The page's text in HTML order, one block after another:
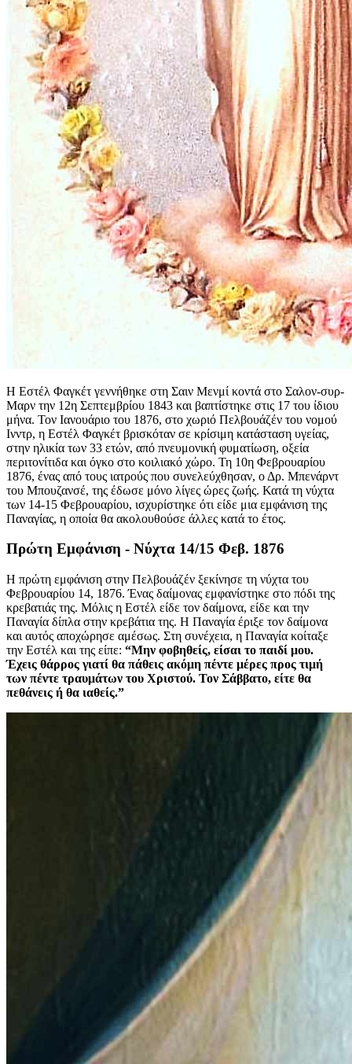
Η Εστέλ Φαγκέτ γεννήθηκε στη Σαιν Μενμί κοντά στο Σαλον-συρ-
Мαρν την 12η Σεπτεμβρίου 1843 και βαπτίστηκε στις 17 του ίδιου
μήνα. Τον Ιανουάριο του 1876, στο χωριό Πελβουάζέν του νομού
Ινντρ, η Εστέλ Φαγκέτ βρισκόταν σε κρίσιμη κατάσταση υγείας,
στην ηλικία των 33 ετών, από πνευμονική φυματίωση, οξεία
περιτονίτιδα και όγκο στο κοιλιακό χώρο. Τη 10η Φεβρουαρίου
1876, ένας από τους ιατρούς που συνελεύχθησαν, ο Δρ. Μπενάρντ
του Μπουζανσέ, της έδωσε μόνο λίγες ώρες ζωής. Κατά τη νύχτα
των 14-15 Φεβρουαρίου, ισχυρίστηκε ότι είδε μια εμφάνιση της
Παναγίας, η οποία θα ακολουθούσε άλλες κατά το έτος.
Πρώτη Εμφάνιση - Νύχτα 14/15 Φεβ. 1876
Η πρώτη εμφάνιση στην Πελβουάζέν ξεκίνησε τη νύχτα του
Φεβρουαρίου 14, 1876. Ένας δαίμονας εμφανίστηκε στο πόδι της
κρεβατιάς της. Μόλις η Εστέλ είδε τον δαίμονα, είδε και την
Παναγία δίπλα στην κρεβάτια της. Η Παναγία έριξε τον δαίμονα
και αυτός αποχώρησε αμέσως. Στη συνέχεια, η Παναγία κοίταξε
την Εστέλ και της είπε: “Μην φοβηθείς, είσαι το παιδί μου.
Έχεις θάρρος γιατί θα πάθεις ακόμη πέντε μέρες προς τιμή
των πέντε τραυμάτων του Χριστού. Τον Σάββατο, είτε θα
πεθάνεις ή θα ιαθείς.”